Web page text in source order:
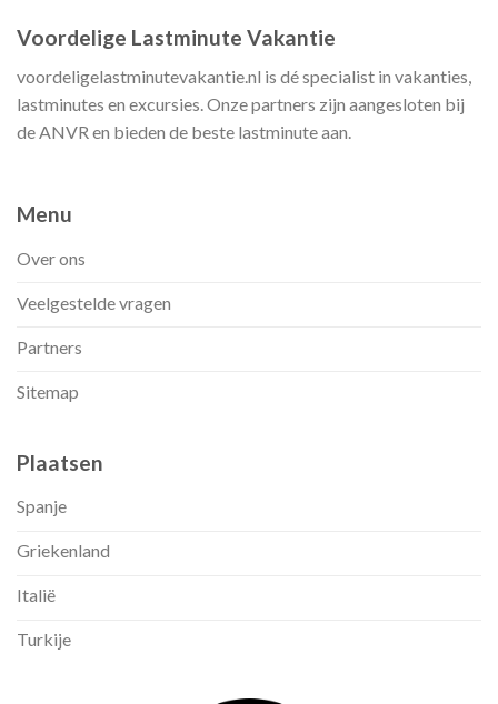
Voordelige Lastminute Vakantie
voordeligelastminutevakantie.nl is dé specialist in vakanties,
lastminutes en excursies. Onze partners zijn aangesloten bij
de ANVR en bieden de beste lastminute aan.
Menu
Over ons
Veelgestelde vragen
Partners
Sitemap
Plaatsen
Spanje
Griekenland
Italië
Turkije